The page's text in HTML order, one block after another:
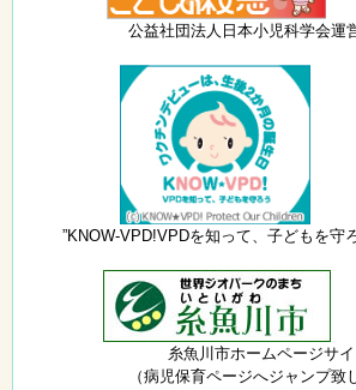
公益社団法人日本小児科学会運
”KNOW-VPD!VPDを知って、子どもを守
糸魚川市ホームページサイ
（病児保育ページへジャンプ致